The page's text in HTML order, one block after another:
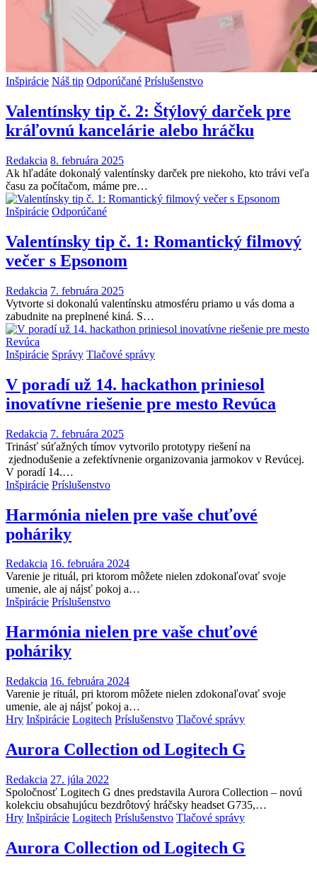
Inšpirácie Náš tip Odporúčané Príslušenstvo
Valentínsky tip č. 2: Štýlový darček pre
kráľovnú kancelárie alebo hráčku
Redakcia 8. februára 2025
Ak hľadáte dokonalý valentínsky darček pre niekoho, kto trávi veľa
času za počítačom, máme pre…
Inšpirácie Odporúčané
Valentínsky tip č. 1: Romantický filmový
večer s Epsonom
Redakcia 7. februára 2025
Vytvorte si dokonalú valentínsku atmosféru priamo u vás doma a
zabudnite na preplnené kiná. S…
Inšpirácie Správy Tlačové správy
V poradí už 14. hackathon priniesol
inovatívne riešenie pre mesto Revúca
Redakcia 7. februára 2025
Trinásť súťažných tímov vytvorilo prototypy riešení na
zjednodušenie a zefektívnenie organizovania jarmokov v Revúcej.
V poradí 14.…
Inšpirácie Príslušenstvo
Harmónia nielen pre vaše chuťové
poháriky
Redakcia 16. februára 2024
Varenie je rituál, pri ktorom môžete nielen zdokonaľovať svoje
umenie, ale aj nájsť pokoj a…
Inšpirácie Príslušenstvo
Harmónia nielen pre vaše chuťové
poháriky
Redakcia 16. februára 2024
Varenie je rituál, pri ktorom môžete nielen zdokonaľovať svoje
umenie, ale aj nájsť pokoj a…
Hry Inšpirácie Logitech Príslušenstvo Tlačové správy
Aurora Collection od Logitech G
Redakcia 27. júla 2022
Spoločnosť Logitech G dnes predstavila Aurora Collection – novú
kolekciu obsahujúcu bezdrôtový hráčsky headset G735,…
Hry Inšpirácie Logitech Príslušenstvo Tlačové správy
Aurora Collection od Logitech G